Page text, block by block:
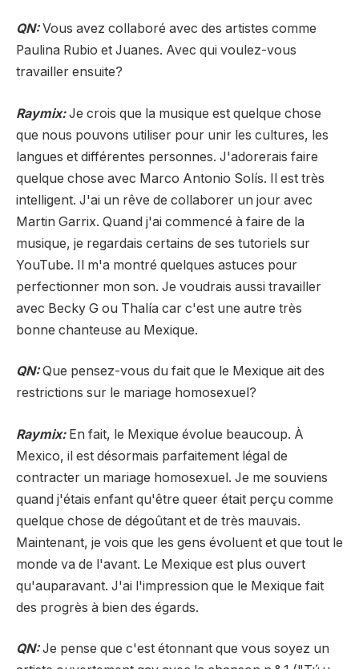
QN:Vous avez collaboré avec des artistes comme
Paulina Rubio et Juanes. Avec qui voulez-vous
travailler ensuite?
Raymix:Je crois que la musique est quelque chose
que nous pouvons utiliser pour unir les cultures, les
langues et différentes personnes. J'adorerais faire
quelque chose avec Marco Antonio Solís. Il est très
intelligent. J'ai un rêve de collaborer un jour avec
Martin Garrix. Quand j'ai commencé à faire de la
musique, je regardais certains de ses tutoriels sur
YouTube. Il m'a montré quelques astuces pour
perfectionner mon son. Je voudrais aussi travailler
avec Becky G ou Thalía car c'est une autre très
bonne chanteuse au Mexique.
QN:Que pensez-vous du fait que le Mexique ait des
restrictions sur le mariage homosexuel?
Raymix:En fait, le Mexique évolue beaucoup. À
Mexico, il est désormais parfaitement légal de
contracter un mariage homosexuel. Je me souviens
quand j'étais enfant qu'être queer était perçu comme
quelque chose de dégoûtant et de très mauvais.
Maintenant, je vois que les gens évoluent et que tout le
monde va de l'avant. Le Mexique est plus ouvert
qu'auparavant. J'ai l'impression que le Mexique fait
des progrès à bien des égards.
QN:Je pense que c'est étonnant que vous soyez un